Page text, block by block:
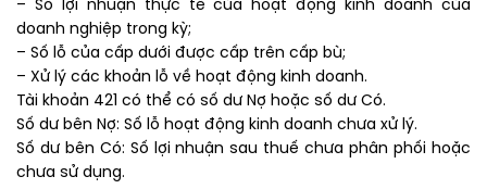
– Số lợi nhuận thực tế của hoạt động kinh doanh của
doanh nghiệp trong kỳ;
– Số lỗ của cấp dưới được cấp trên cấp bù;
– Xử lý các khoản lỗ về hoạt động kinh doanh.
Tài khoản 421 có thể có số dư Nợ hoặc số dư Có.
Số dư bên Nợ: Số lỗ hoạt động kinh doanh chưa xử lý.
Số dư bên Có: Số lợi nhuận sau thuế chưa phân phối hoặc
chưa sử dụng.